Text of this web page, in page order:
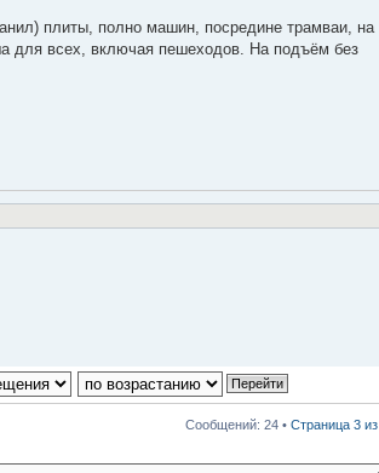
плиты, полно машин, посредине трамваи, на
для всех, включая пешеходов. На подъём без
Сообщений: 24 • Страница 3 из